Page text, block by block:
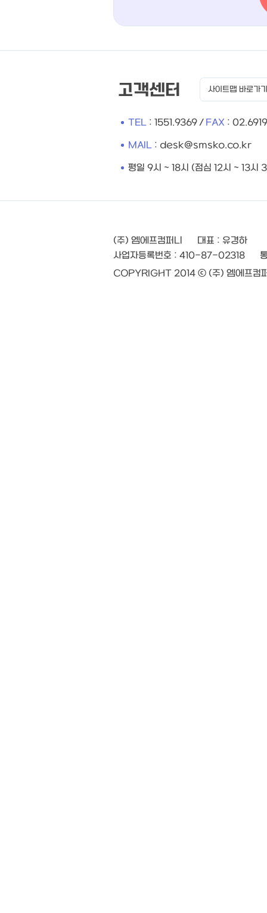
고객센터 사이트맵 바로가기
TEL : 1551.9369/ FAX :
MAIL : desk@smsko.co.kr
평일 9시 ~ 18시 (점심 12시 ~ 13시
(주) 엠에프컴퍼니
대표 : 유경하
사업자등록번호 : 410-87-02318
COPYRIGHT 2014 ⓒ (주) 엠에프컴